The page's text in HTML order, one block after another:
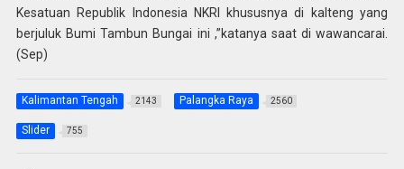
Kesatuan Republik Indonesia NKRI khususnya di kalteng yang
berjuluk Bumi Tambun Bungai ini ,”katanya saat di wawancarai.
(Sep)
Kalimantan Tengah 2143 Palangka Raya 2560
Slider 755